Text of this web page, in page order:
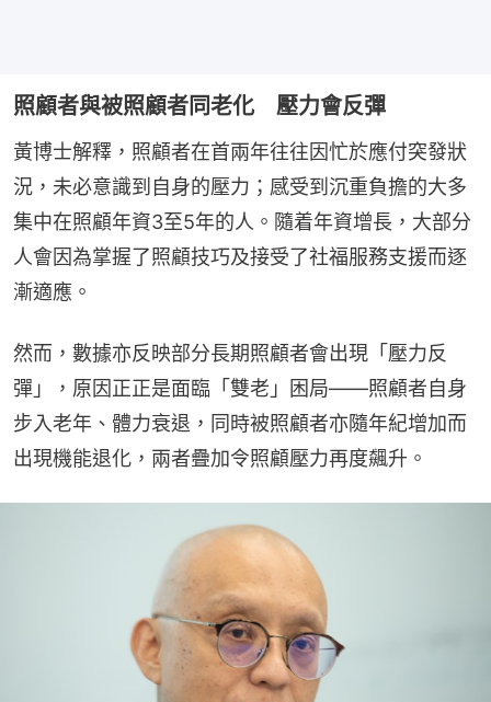
照顧者與被照顧者同老化 壓力會反彈
黃博士解釋，照顧者在首兩年往往因忙於應付突發狀
況，未必意識到自身的壓力；感受到沉重負擔的大多
集中在照顧年資3至5年的人。隨着年資增長，大部分
人會因為掌握了照顧技巧及接受了社福服務支援而逐
漸適應。
然而，數據亦反映部分長期照顧者會出現「壓力反
彈」，原因正正是面臨「雙老」困局——照顧者自身
步入老年、體力衰退，同時被照顧者亦隨年紀增加而
出現機能退化，兩者疊加令照顧壓力再度飆升。